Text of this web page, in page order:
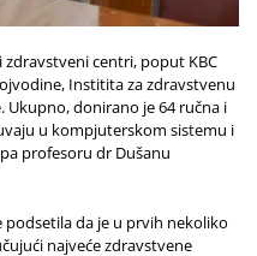
zdravstveni centri, poput KBC
Institita za zdravstvenu
Ukupno, donirano je 64 ručna i
u kompjuterskom sistemu i
profesoru dr Dušanu
da je u prvih nekoliko
najveće zdravstvene